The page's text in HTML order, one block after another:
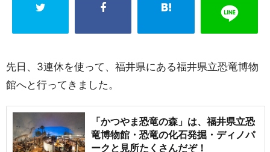
先日、3連休を使って、福井県にある福井県立恐竜博物
館へと行ってきました。
「かつやま恐竜の森」は、福井県立恐
竜博物館・恐竜の化石発掘・ディノパ
ークと見所たくさんだぞ！